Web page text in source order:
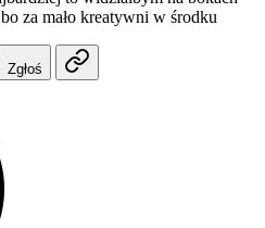
za mało kreatywni w środku
Zgłoś